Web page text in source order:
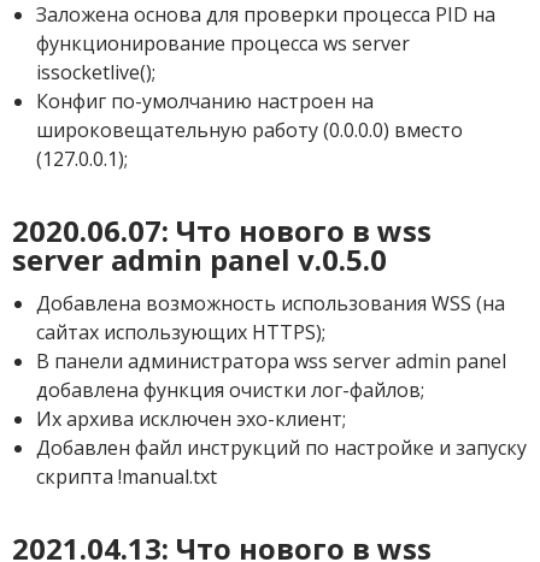
Заложена основа для проверки процесса PID на
функционирование процесса ws server
issocketlive();
Конфиг по-умолчанию настроен на
широковещательную работу (0.0.0.0) вместо
(127.0.0.1);
2020.06.07: Что нового в wss
server admin panel v.0.5.0
Добавлена возможность использования WSS (на
сайтах использующих HTTPS);
В панели администратора wss server admin panel
добавлена функция очистки лог-файлов;
Их архива исключен эхо-клиент;
Добавлен файл инструкций по настройке и запуску
скрипта !manual.txt
2021.04.13: Что нового в wss